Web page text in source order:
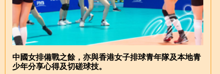
中國女排備戰之餘，亦與香港女子排球青年隊及本地青
少年分享心得及切磋球技。